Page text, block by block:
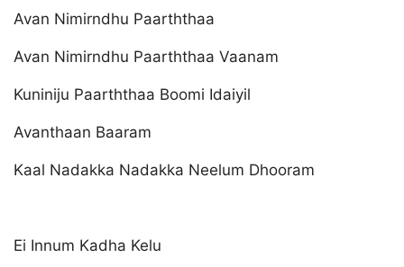
Avan Nimirndhu Paarththaa
Avan Nimirndhu Paarththaa Vaanam
Kuniniju Paarththaa Boomi Idaiyil
Avanthaan Baaram
Kaal Nadakka Nadakka Neelum Dhooram
Ei Innum Kadha Kelu